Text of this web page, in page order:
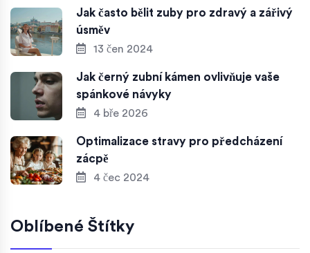
Jak často bělit zuby pro zdravý a zářivý
úsměv
13 čen 2024
Jak černý zubní kámen ovlivňuje vaše
spánkové návyky
4 bře 2026
Optimalizace stravy pro předcházení
zácpě
4 čec 2024
Oblíbené Štítky